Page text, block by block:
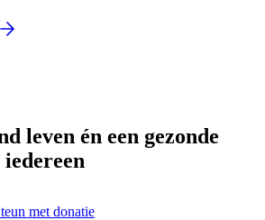
leven én een gezonde
met donatie